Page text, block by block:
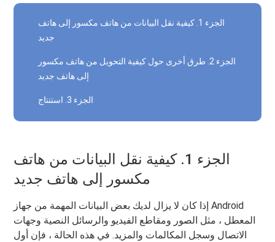
الجزء 1. كيفية نقل البيانات من هاتف مكسور إلى هاتف
جديد
الجزء 2. طرق أخرى حول كيفية التحويل من هاتف مكسور
إلى هاتف جديد
الجزء 3. استنتاج
الجزء 1. كيفية نقل البيانات من هاتف
مكسور إلى هاتف جديد
إذا كان لا يزال لديك بعض البيانات المهمة من جهاز Android
المعطل ، مثل الصور ومقاطع الفيديو والرسائل النصية وجهات
الاتصال وسجل المكالمات والمزيد. في هذه الحالة ، فإن أول